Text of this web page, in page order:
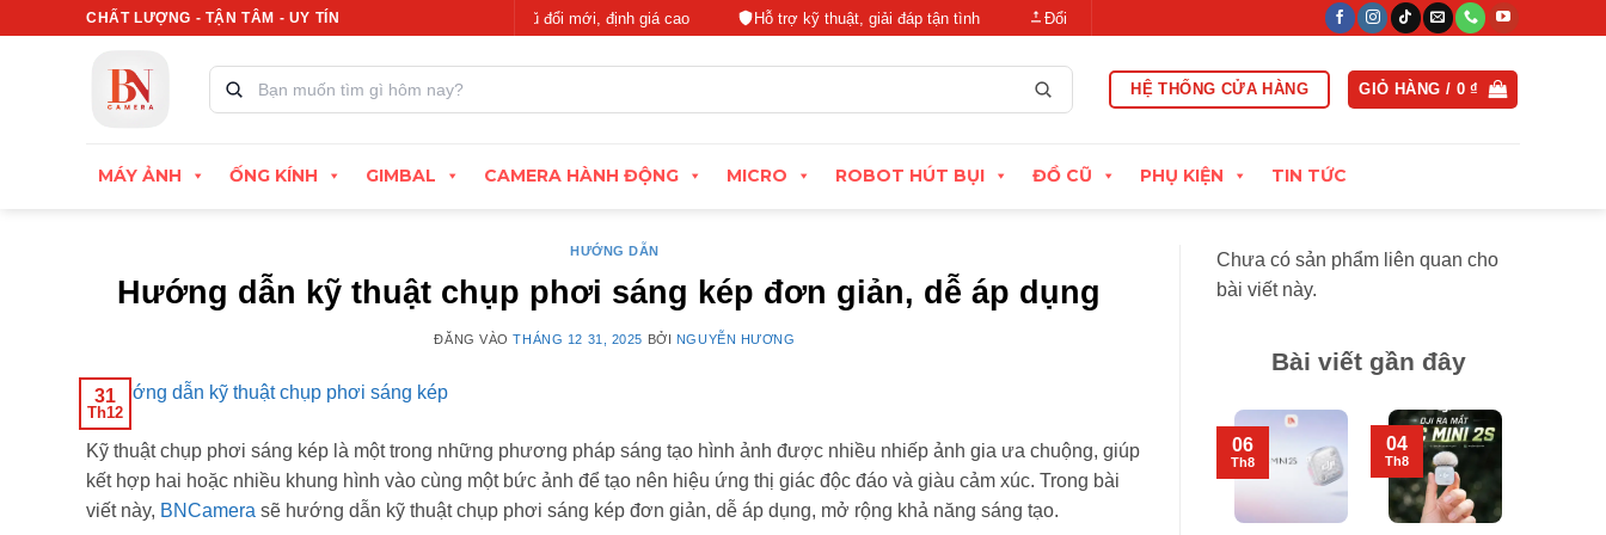
CHẤT LƯỢNG - TẬN TÂM - UY TÍN
Xuất hóa đơn VAT đầy đủ Thu cũ đổi mới, định giá cao Hỗ trợ kỹ thuật, giải đáp tận tình Đổi trả linh hoạt trong vòng 15 ngày đầu Xuất hóa đơn VAT đầy đủ
kiếm
HỆ THỐNG CỬA HÀNG GIỎ HÀNG / 0₫
MÁY ẢNH ỐNG KÍNH GIMBAL CAMERA HÀNH ĐỘNG MICRO ROBOT HÚT BỤI ĐỒ CŨ PHỤ KIỆN TIN TỨC
HƯỚNG DẪN
Hướng dẫn kỹ thuật chụp phơi sáng kép đơn giản, dễ áp dụng
ĐĂNG VÀOTHÁNG 12 31, 2025 BỞI NGUYỄN HƯƠNG
31
Th12
Kỹ thuật chụp phơi sáng kép là một trong những phương pháp sáng tạo hình ảnh được nhiều nhiếp ảnh gia ưa chuộng, giúp
kết hợp hai hoặc nhiều khung hình vào cùng một bức ảnh để tạo nên hiệu ứng thị giác độc đáo và giàu cảm xúc. Trong bài
viết này, BNCamera sẽ hướng dẫn kỹ thuật chụp phơi sáng kép đơn giản, dễ áp dụng, mở rộng khả năng sáng tạo.
Chưa có sản phẩm liên quan cho
bài viết này.
Bài viết gần đây
06
Th8
04
Th8